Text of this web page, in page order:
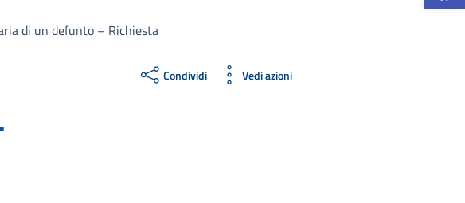
di un defunto – Richiesta
Condividi Vedi azioni